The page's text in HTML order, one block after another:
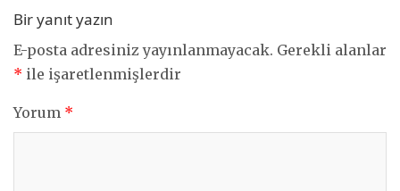
Bir yanıt yazın
E-posta adresiniz yayınlanmayacak. Gerekli alanlar
* ile işaretlenmişlerdir
Yorum *